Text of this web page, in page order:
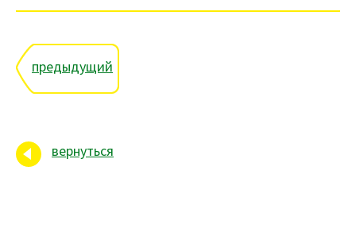
предыдущий
вернуться